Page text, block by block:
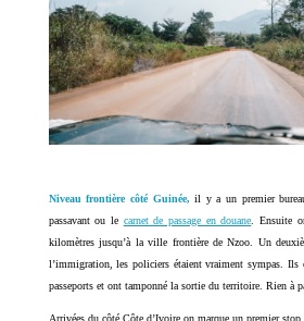
Niveau frontière côté Guinée, il y a un premier
passavant ou le carnet de passage en douane . Ensuite
kilomètres jusqu’à la ville frontière de Nzoo. Un
l’immigration, les policiers étaient vraiment sympas.
passeports et ont tamponné la sortie du territoire. Rien à
Arrivées du côté Côte d’Ivoire on marque un premier